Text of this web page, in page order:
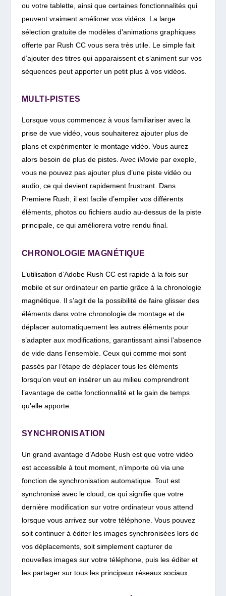
ou votre tablette, ainsi que certaines fonctionnalités qui
peuvent vraiment améliorer vos vidéos. La large
sélection gratuite de modèles d’animations graphiques
offerte par Rush CC vous sera très utile. Le simple fait
d’ajouter des titres qui apparaissent et s’animent sur vos
séquences peut apporter un petit plus à vos vidéos.
MULTI-PISTES
Lorsque vous commencez à vous familiariser avec la
prise de vue vidéo, vous souhaiterez ajouter plus de
plans et expérimenter le montage vidéo. Vous aurez
alors besoin de plus de pistes. Avec iMovie par exeple,
vous ne pouvez pas ajouter plus d’une piste vidéo ou
audio, ce qui devient rapidement frustrant. Dans
Premiere Rush, il est facile d’empiler vos différents
éléments, photos ou fichiers audio au-dessus de la piste
principale, ce qui améliorera votre rendu final.
CHRONOLOGIE MAGNÉTIQUE
L’utilisation d’Adobe Rush CC est rapide à la fois sur
mobile et sur ordinateur en partie grâce à la chronologie
magnétique. Il s’agit de la possibilité de faire glisser des
éléments dans votre chronologie de montage et de
déplacer automatiquement les autres éléments pour
s’adapter aux modifications, garantissant ainsi l’absence
de vide dans l’ensemble. Ceux qui comme moi sont
passés par l’étape de déplacer tous les éléments
lorsqu’on veut en insérer un au milieu comprendront
l’avantage de cette fonctionnalité et le gain de temps
qu’elle apporte.
SYNCHRONISATION
Un grand avantage d’Adobe Rush est que votre vidéo
est accessible à tout moment, n’importe où via une
fonction de synchronisation automatique. Tout est
synchronisé avec le cloud, ce qui signifie que votre
dernière modification sur votre ordinateur vous attend
lorsque vous arrivez sur votre téléphone. Vous pouvez
soit continuer à éditer les images synchronisées lors de
vos déplacements, soit simplement capturer de
nouvelles images sur votre téléphone, puis les éditer et
les partager sur tous les principaux réseaux sociaux.